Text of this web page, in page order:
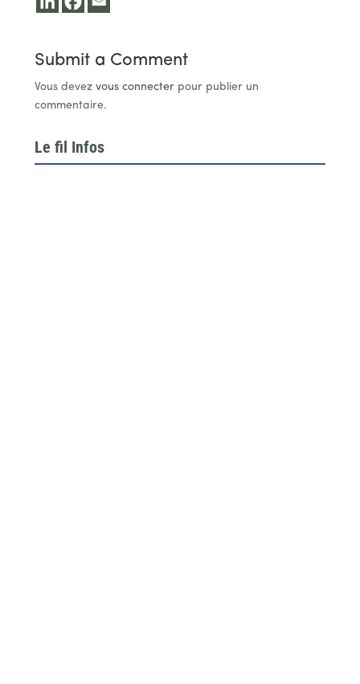
Submit a Comment
Vous devez vous connecterpour publier un
commentaire.
Le fil Infos